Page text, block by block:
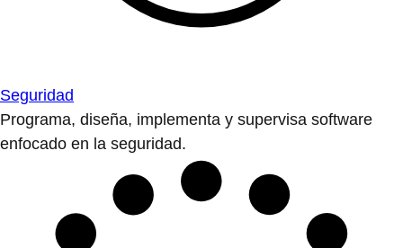
Seguridad
Programa, diseña, implementa y supervisa software
enfocado en la seguridad.